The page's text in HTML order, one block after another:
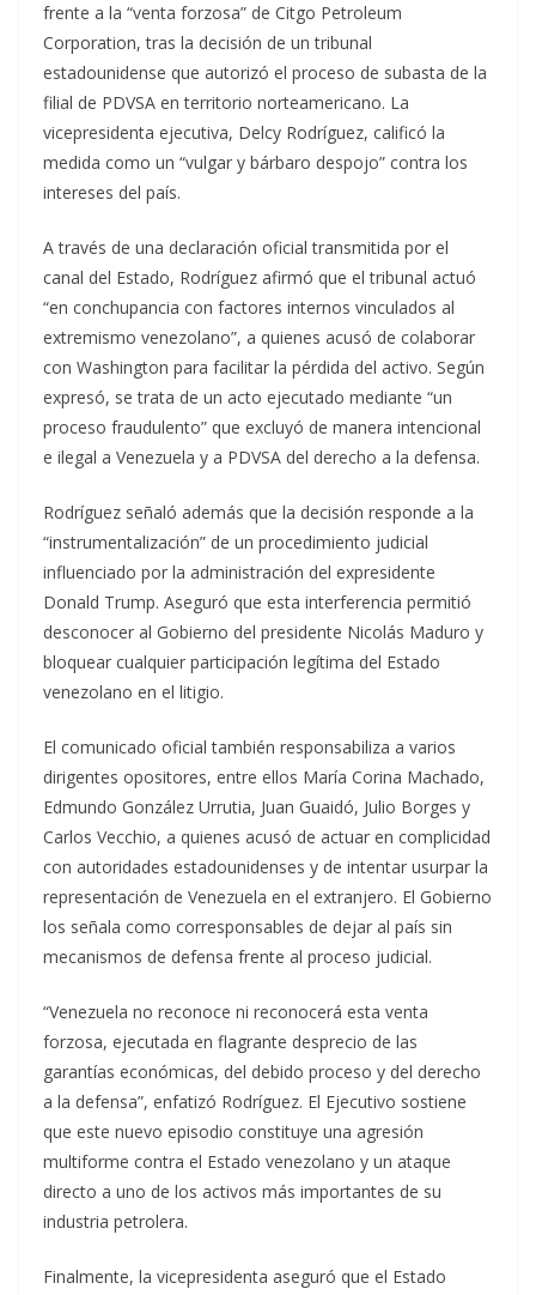
frente a la “venta forzosa” de Citgo Petroleum
Corporation, tras la decisión de un tribunal
estadounidense que autorizó el proceso de subasta de la
filial de PDVSA en territorio norteamericano. La
vicepresidenta ejecutiva, Delcy Rodríguez, calificó la
medida como un “vulgar y bárbaro despojo” contra los
intereses del país.
A través de una declaración oficial transmitida por el
canal del Estado, Rodríguez afirmó que el tribunal actuó
“en conchupancia con factores internos vinculados al
extremismo venezolano”, a quienes acusó de colaborar
con Washington para facilitar la pérdida del activo. Según
expresó, se trata de un acto ejecutado mediante “un
proceso fraudulento” que excluyó de manera intencional
e ilegal a Venezuela y a PDVSA del derecho a la defensa.
Rodríguez señaló además que la decisión responde a la
“instrumentalización” de un procedimiento judicial
influenciado por la administración del expresidente
Donald Trump. Aseguró que esta interferencia permitió
desconocer al Gobierno del presidente Nicolás Maduro y
bloquear cualquier participación legítima del Estado
venezolano en el litigio.
El comunicado oficial también responsabiliza a varios
dirigentes opositores, entre ellos María Corina Machado,
Edmundo González Urrutia, Juan Guaidó, Julio Borges y
Carlos Vecchio, a quienes acusó de actuar en complicidad
con autoridades estadounidenses y de intentar usurpar la
representación de Venezuela en el extranjero. El Gobierno
los señala como corresponsables de dejar al país sin
mecanismos de defensa frente al proceso judicial.
“Venezuela no reconoce ni reconocerá esta venta
forzosa, ejecutada en flagrante desprecio de las
garantías económicas, del debido proceso y del derecho
a la defensa”, enfatizó Rodríguez. El Ejecutivo sostiene
que este nuevo episodio constituye una agresión
multiforme contra el Estado venezolano y un ataque
directo a uno de los activos más importantes de su
industria petrolera.
Finalmente, la vicepresidenta aseguró que el Estado